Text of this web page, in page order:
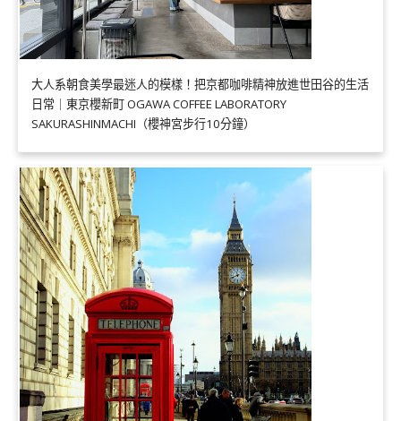
大人系朝食美學最迷人的模樣！把京都咖啡精神放進世田谷的生活
日常｜東京櫻新町 OGAWA COFFEE LABORATORY
SAKURASHINMACHI（櫻神宮步行10分鐘）